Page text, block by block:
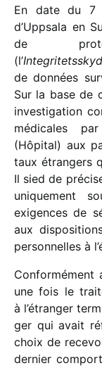
En date du 7
d’Uppsala en
de
(l’
de données
Sur la base de
inves­ti­ga­tion
médi­cales
(Hôpital) aux
taux étran­gers
Il sied de
unique­ment
exigences de
aux
person­nelles à
Conformément
une fois le
à l’étranger
ger qui avait
choix de
dernier